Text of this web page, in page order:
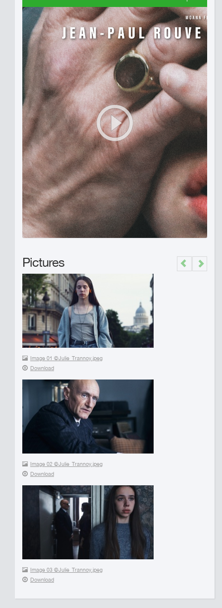
Pictures
Image 01 ©Julie_Trannoy.jpeg
Download
Image 02 ©Julie_Trannoy.jpeg
Download
Image 03 ©Julie_Trannoy.jpeg
Download
Previous
Next